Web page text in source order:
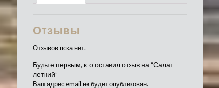
Отзывы
Отзывов пока нет.
Будьте первым, кто оставил отзыв на “Салат
летний”
Ваш адрес email не будет опубликован.